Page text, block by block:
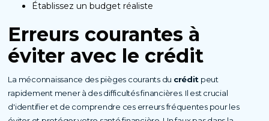
Établissez un budget réaliste
Erreurs courantes à
éviter avec le crédit
La méconnaissance des pièges courants du crédit peut
rapidement mener à des difficultés financières. Il est crucial
d'identifier et de comprendre ces erreurs fréquentes pour les